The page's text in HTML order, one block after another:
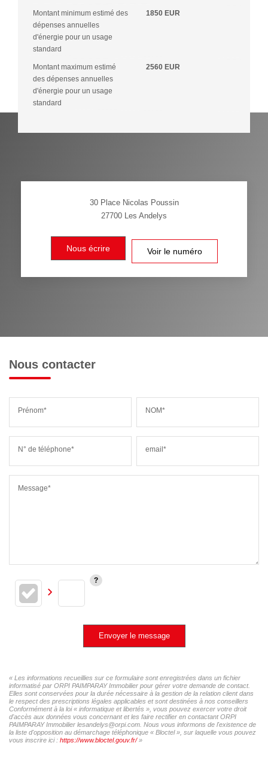
Montant minimum estimé des
dépenses annuelles
d'énergie pour un usage
standard
1850 EUR
Montant maximum estimé
des dépenses annuelles
d'énergie pour un usage
standard
2560 EUR
30 Place Nicolas Poussin
27700 Les Andelys
Nous écrire Voir le numéro
Nous contacter
Prénom* NOM*
N° de téléphone* email*
Message*
Envoyer le message
« Les informations recueillies sur ce formulaire sont enregistrées dans un fichier
informatisé par ORPI PAIMPARAY Immobilier pour gérer votre demande de contact.
Elles sont conservées pour la durée nécessaire à la gestion de la relation client dans
le respect des prescriptions légales applicables et sont destinées à nos conseillers
Conformément à la loi « informatique et libertés », vous pouvez exercer votre droit
d'accès aux données vous concernant et les faire rectifier en contactant ORPI
PAIMPARAY Immobilier lesandelys@orpi.com. Nous vous informons de l'existence de
la liste d'opposition au démarchage téléphonique « Bloctel », sur laquelle vous pouvez
vous inscrire ici : https://www.bloctel.gouv.fr/»